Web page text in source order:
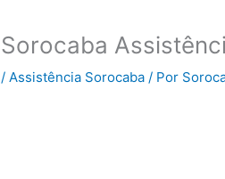
Sorocaba
/Assistência Sorocaba / Por